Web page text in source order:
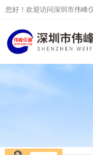
您好！欢迎访问深圳市伟峰